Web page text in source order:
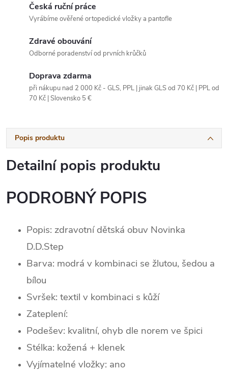
Česká ruční práce
Vyrábíme ověřené ortopedické vložky a pantofle
Zdravé obouvání
Odborné poradenství od prvních krůčků
Doprava zdarma
při nákupu nad 2 000 Kč - GLS, PPL | jinak GLS od 70 Kč | PPL od
70 Kč | Slovensko 5 €
Popis produktu
Detailní popis produktu
PODROBNÝ POPIS
Popis: zdravotní dětská obuv Novinka
D.D.Step
Barva: modrá v kombinaci se žlutou, šedou a
bílou
Svršek: textil v kombinaci s kůží
Zateplení:
Podešev: kvalitní, ohyb dle norem ve špici
Stélka: kožená + klenek
Vyjímatelné vložky: ano